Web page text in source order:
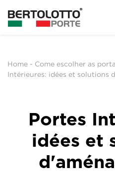
Home - Come escolher as
Intérieures: idées et solutions
Portes
idées et